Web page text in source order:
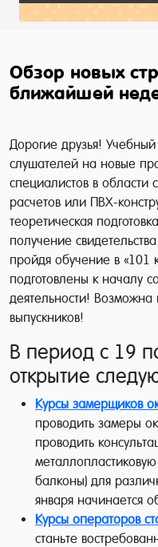
Обзор новых
ближайшей
Дорогие друзья!
слушателей на новые
специалистов в области
расчетов или ПВХ-
теоретическая
получение
пройдя обучение в «101
подготовлены к началу
деятельности! Возможна
выпускников!
В период с 19
открытие
Курсы замерщиков
проводить замеры
проводить
балконы) для
января начинается
Курсы операторов
станьте